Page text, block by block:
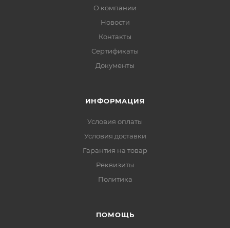
О компании
Новости
Контакты
Сертификаты
Документы
ИНФОРМАЦИЯ
Условия оплаты
Условия доставки
Гарантия на товар
Реквизиты
Политика
ПОМОЩЬ